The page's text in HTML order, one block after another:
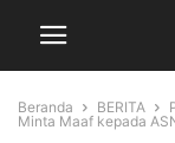
Beranda BERITA
Minta Maaf kepada